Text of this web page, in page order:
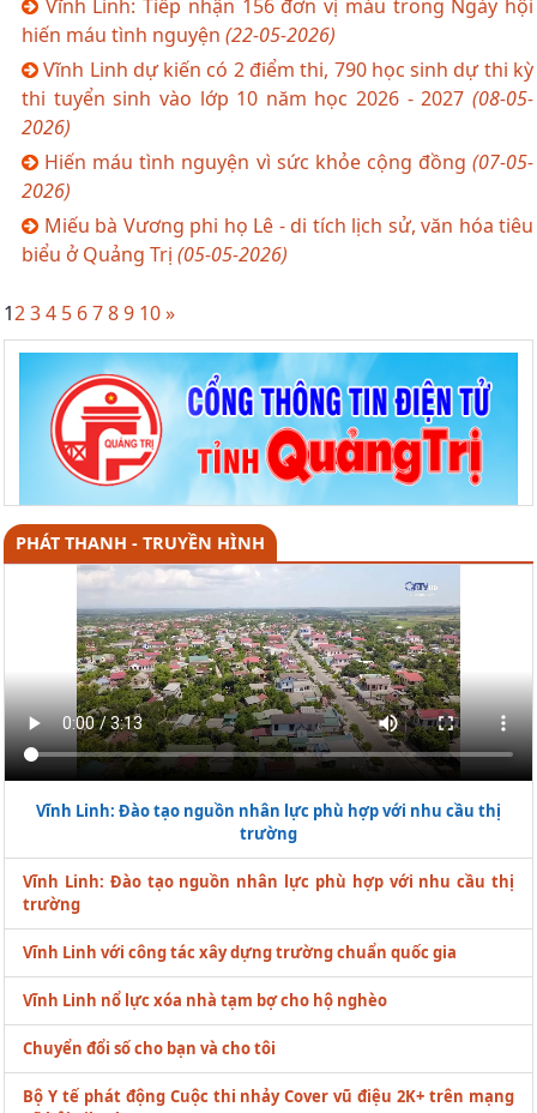
Vĩnh Linh: Tiếp nhận 156 đơn vị máu trong Ngày hội
hiến máu tình nguyện (22-05-2026)
Vĩnh Linh dự kiến có 2 điểm thi, 790 học sinh dự thi kỳ
thi tuyển sinh vào lớp 10 năm học 2026 - 2027 (08-05-
2026)
Hiến máu tình nguyện vì sức khỏe cộng đồng (07-05-
2026)
Miếu bà Vương phi họ Lê - di tích lịch sử, văn hóa tiêu
biểu ở Quảng Trị (05-05-2026)
1234 5 6789 10»
PHÁT THANH - TRUYỀN HÌNH
Vĩnh Linh: Đào tạo nguồn nhân lực phù hợp với nhu cầu thị
trường
Vĩnh Linh: Đào tạo nguồn nhân lực phù hợp với nhu cầu thị
trường
Vĩnh Linh với công tác xây dựng trường chuẩn quốc gia
Vĩnh Linh nổ lực xóa nhà tạm bợ cho hộ nghèo
Chuyển đổi số cho bạn và cho tôi
Bộ Y tế phát động Cuộc thi nhảy Cover vũ điệu 2K+ trên mạng